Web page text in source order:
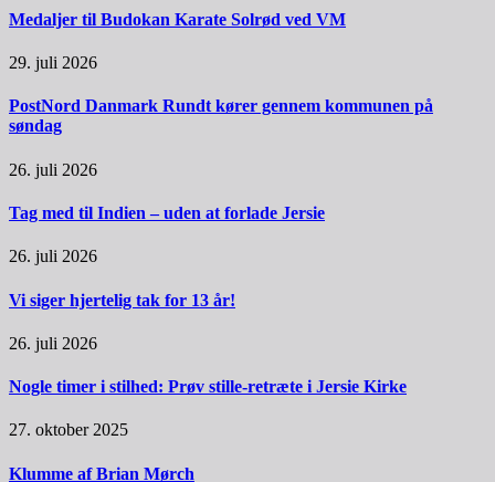
Medaljer til Budokan Karate Solrød ved VM
29. juli 2026
PostNord Danmark Rundt kører gennem kommunen på
søndag
26. juli 2026
Tag med til Indien – uden at forlade Jersie
26. juli 2026
Vi siger hjertelig tak for 13 år!
26. juli 2026
Nogle timer i stilhed: Prøv stille-retræte i Jersie Kirke
27. oktober 2025
Klumme af Brian Mørch